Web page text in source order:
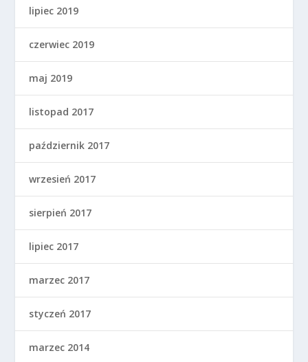
lipiec 2019
czerwiec 2019
maj 2019
listopad 2017
październik 2017
wrzesień 2017
sierpień 2017
lipiec 2017
marzec 2017
styczeń 2017
marzec 2014